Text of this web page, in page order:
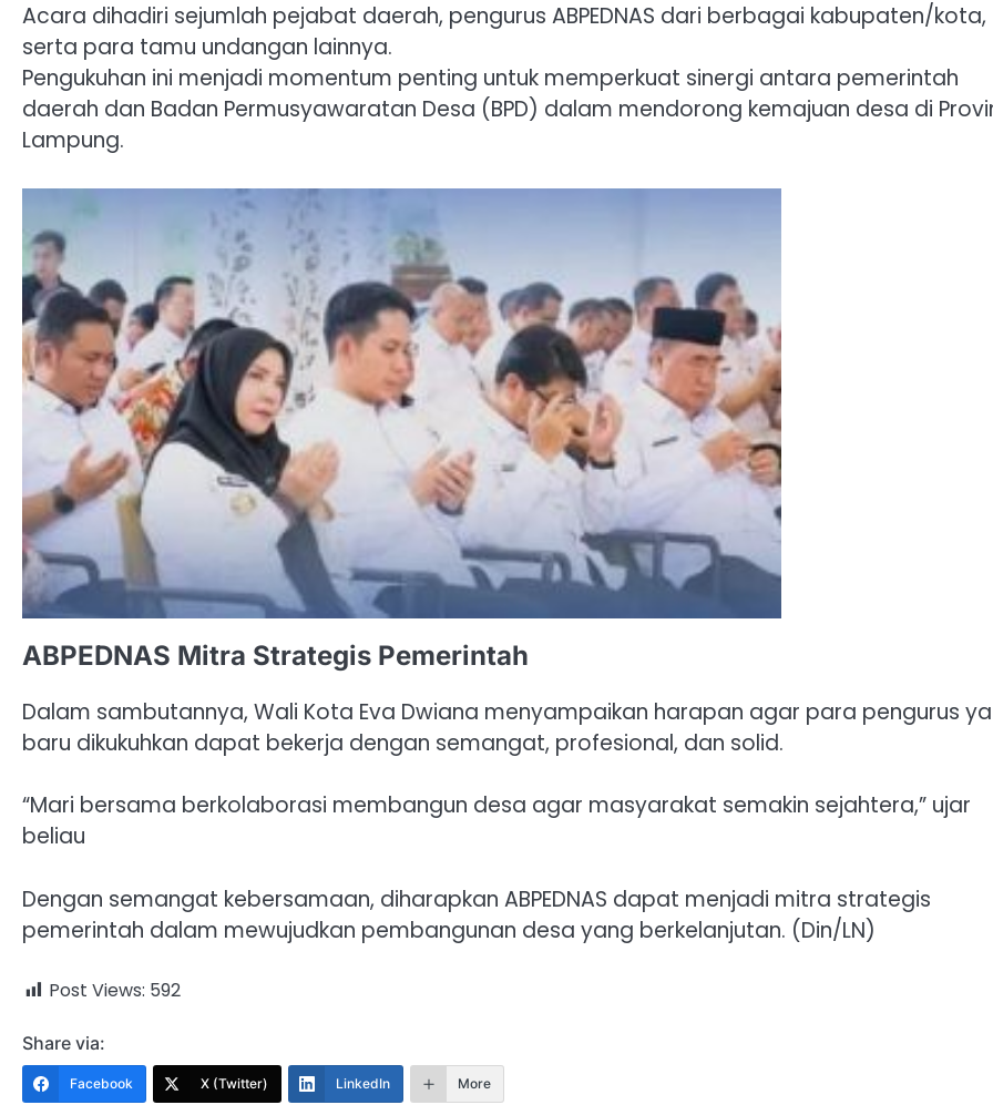
Acara dihadiri sejumlah pejabat daerah, pengurus ABPEDNAS dari berbagai kabupaten/kota,
serta para tamu undangan lainnya.
Pengukuhan ini menjadi momentum penting untuk memperkuat sinergi antara pemerintah
daerah dan Badan Permusyawaratan Desa (BPD) dalam mendorong kemajuan desa di
Lampung.
ABPEDNAS Mitra Strategis Pemerintah
Dalam sambutannya, Wali Kota Eva Dwiana menyampaikan harapan agar para pengurus
baru dikukuhkan dapat bekerja dengan semangat, profesional, dan solid.
“Mari bersama berkolaborasi membangun desa agar masyarakat semakin sejahtera,” ujar
beliau
Dengan semangat kebersamaan, diharapkan ABPEDNAS dapat menjadi mitra strategis
pemerintah dalam mewujudkan pembangunan desa yang berkelanjutan. (Din/LN)
Post Views: 592
Share via:
Facebook X (Twitter) LinkedIn More